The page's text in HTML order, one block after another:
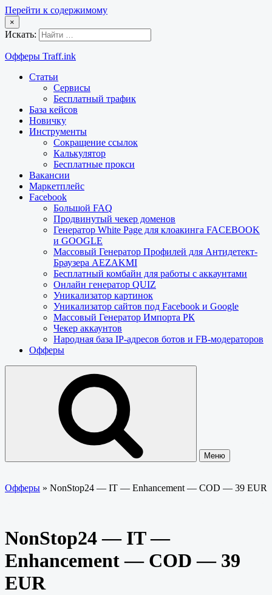
Перейти к содержимому
×
Искать:
Офферы Traff.ink
Статьи
Сервисы
Бесплатный трафик
База кейсов
Новичку
Инструменты
Сокращение ссылок
Калькулятор
Бесплатные прокси
Вакансии
Маркетплейс
Facebook
Большой FAQ
Продвинутый чекер доменов
Генератор White Page для клоакинга FACEBOOK
и GOOGLE
Массовый Генератор Профилей для Антидетект-
Браузера AEZAKMI
Бесплатный комбайн для работы с аккаунтами
Онлайн генератор QUIZ
Уникализатор картинок
Уникализатор сайтов под Facebook и Google
Массовый Генератор Импорта РК
Чекер аккаунтов
Народная база IP-адресов ботов и FB-модераторов
Офферы
Меню
Офферы » NonStop24 — IT — Enhancement — COD — 39 EUR
NonStop24 — IT —
Enhancement — COD — 39
EUR